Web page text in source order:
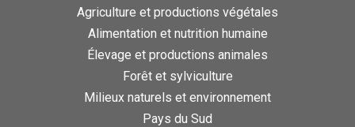
Agriculture et productions végétales
Alimentation et nutrition humaine
Élevage et productions animales
Forêt et sylviculture
Milieux naturels et environnement
Pays du Sud